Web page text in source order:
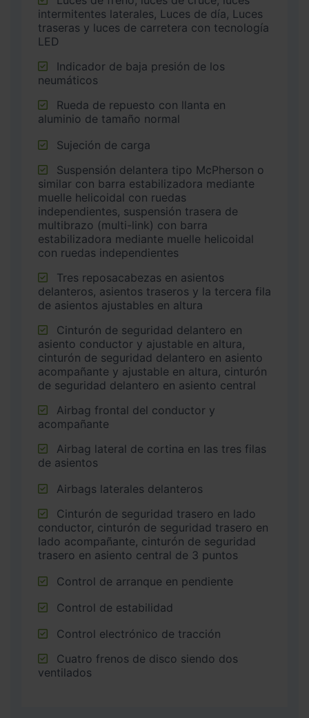
intermitentes laterales, Luces de día, Luces
traseras y luces de carretera con tecnología
LED
neumáticos
aluminio de tamaño normal
Sujeción de carga
similar con barra estabilizadora mediante
muelle helicoidal con ruedas
independientes, suspensión trasera de
multibrazo (multi-link) con barra
estabilizadora mediante muelle helicoidal
con ruedas independientes
delanteros, asientos traseros y la tercera fila
de asientos ajustables en altura
asiento conductor y ajustable en altura,
cinturón de seguridad delantero en asiento
acompañante y ajustable en altura, cinturón
de seguridad delantero en asiento central
acompañante
de asientos
Airbags laterales delanteros
conductor, cinturón de seguridad trasero en
lado acompañante, cinturón de seguridad
trasero en asiento central de 3 puntos
Control de arranque en pendiente
Control de estabilidad
Control electrónico de tracción
ventilados